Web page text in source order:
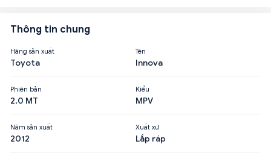
Thông tin chung
Hãng sản xuất
Toyota
Tên
Innova
Phiên bản
2.0 MT
Kiểu
MPV
Năm sản xuất
2012
Xuất xứ
Lắp ráp